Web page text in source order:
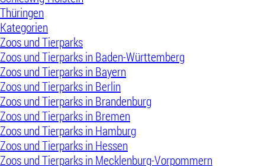
Thüringen
Kategorien
Zoos und Tierparks
Zoos und Tierparks in Baden-Württemberg
Zoos und Tierparks in Bayern
Zoos und Tierparks in Berlin
Zoos und Tierparks in Brandenburg
Zoos und Tierparks in Bremen
Zoos und Tierparks in Hamburg
Zoos und Tierparks in Hessen
Zoos und Tierparks in Mecklenburg-Vorpommern